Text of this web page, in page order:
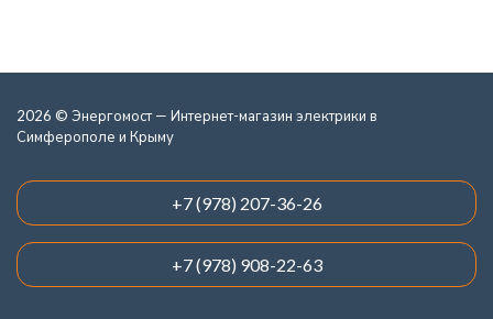
2026 © Энергомост — Интернет-магазин электрики в
Симферополе и Крыму
+7 (978) 207-36-26
+7 (978) 908-22-63